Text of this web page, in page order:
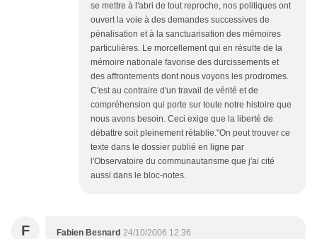
se mettre à l'abri de tout reproche, nos politiques ont
ouvert la voie à des demandes successives de
pénalisation et à la sanctuarisation des mémoires
particulières. Le morcellement qui en résulte de la
mémoire nationale favorise des durcissements et
des affrontements dont nous voyons les prodromes.
C'est au contraire d'un travail de vérité et de
compréhension qui porte sur toute notre histoire que
nous avons besoin. Ceci exige que la liberté de
débattre soit pleinement rétablie."On peut trouver ce
texte dans le dossier publié en ligne par
l'Observatoire du communautarisme que j'ai cité
aussi dans le bloc-notes.
F Fabien Besnard 24/10/2006 12:36